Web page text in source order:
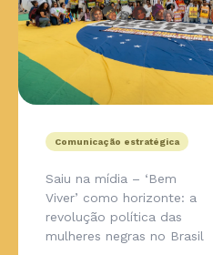
Comunicação estratégica
Saiu na mídia – ‘Bem
Viver’ como horizonte: a
revolução política das
mulheres negras no Brasil